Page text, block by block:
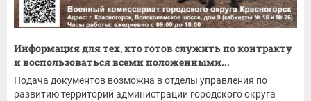
Информация для тех, кто готов служить по контракту
и воспользоваться всеми положенными...
Подача документов возможна в отделы управления по
развитию территорий администрации городского округа